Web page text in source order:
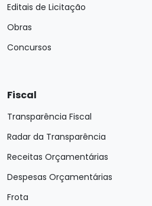
Editais de Licitação
Obras
Concursos
Fiscal
Transparência Fiscal
Radar da Transparência
Receitas Orçamentárias
Despesas Orçamentárias
Frota